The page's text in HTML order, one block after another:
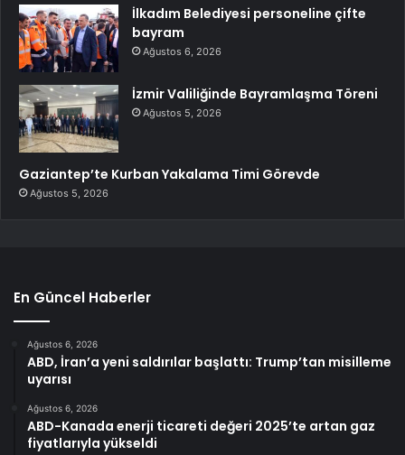
İlkadım Belediyesi personeline çifte
bayram
Ağustos 6, 2026
İzmir Valiliğinde Bayramlaşma Töreni
Ağustos 5, 2026
Gaziantep’te Kurban Yakalama Timi Görevde
Ağustos 5, 2026
En Güncel Haberler
Ağustos 6, 2026
ABD, İran’a yeni saldırılar başlattı: Trump’tan misilleme
uyarısı
Ağustos 6, 2026
ABD-Kanada enerji ticareti değeri 2025’te artan gaz
fiyatlarıyla yükseldi